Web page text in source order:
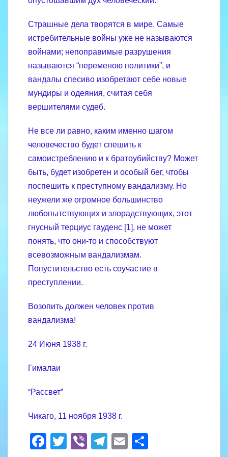
Страшные дела творятся в мире. Самые
истребительные войны уже не называются
войнами; непоправимые разрушения
называются “переменою политики”, и
вандалы спесиво изобретают себе новые
мундиры и одеяния, считая себя
вершителями судеб.
Не все ли равно, каким именно шагом
человечество будет спешить к
самоистреблению и к братоубийству? Может
быть, будет изобретен и особый бег, чтобы
поспешить к преступному вандализму. Но
неужели же огромное большинство
любопытствующих и злорадствующих, этот
гнусный терциус гауденс [1], не может
понять, что они-то и способствуют
всевозможным вандализмам.
Попустительство есть соучастие в
преступлении.
Возопить должен человек против
вандализма!
24 Июня 1938 г.
Гималаи
“Рассвет”
Чикаго, 11 ноября 1938 г.
F
T
Vi
T
E